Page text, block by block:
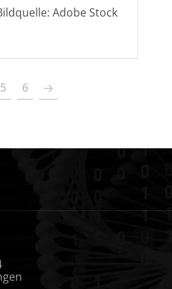
Adobe Stock
5 6